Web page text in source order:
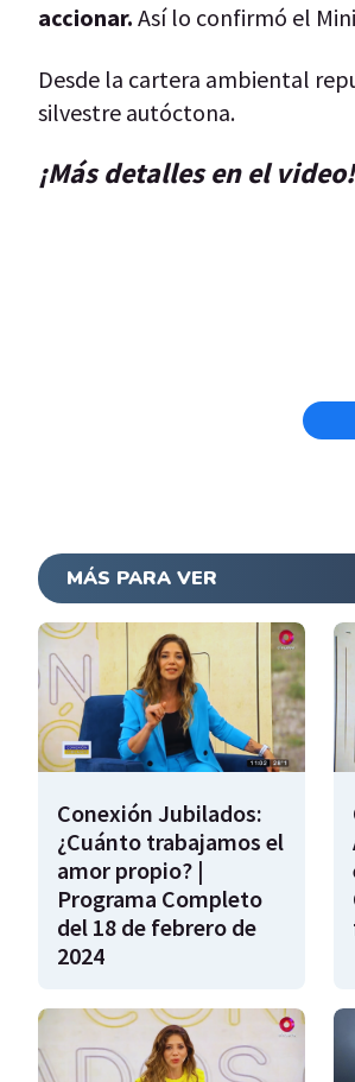
accionar. Así lo confirmó el
Desde la cartera ambiental
silvestre autóctona.
¡Más detalles en el video!
MÁS PARA VER
Conexión Jubilados:
¿Cuánto trabajamos el
amor propio? |
Programa Completo
del 18 de febrero de
2024